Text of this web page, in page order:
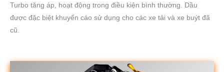
Turbo tăng áp, hoạt động trong điều kiện bình thường. Dầu
được đặc biệt khuyến cáo sử dụng cho các xe tải và xe buýt đã
cũ.